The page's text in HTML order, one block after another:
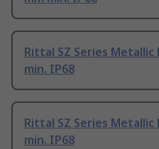
Rittal SZ Series Metallic
min. IP68
Rittal SZ Series Metallic
min. IP68